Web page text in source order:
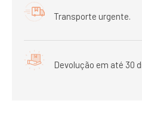
Transporte urgente.
Devolução em até 30